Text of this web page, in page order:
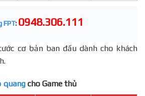
FPT: 0948.306.111
cơ bản ban đầu dành cho khách
quang cho Game thủ